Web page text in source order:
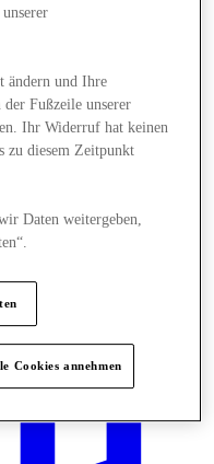
ändern und Ihre
Fußzeile unserer
Ihr Widerruf hat keinen
zu diesem Zeitpunkt
Daten weitergeben,
Cookies annehmen